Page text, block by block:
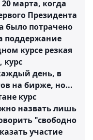
марта, когда
Президента
было потрачено
поддержание
курсе резкая
курс
день, в
на бирже, но...
курс
назвать лишь
"свободно
участие